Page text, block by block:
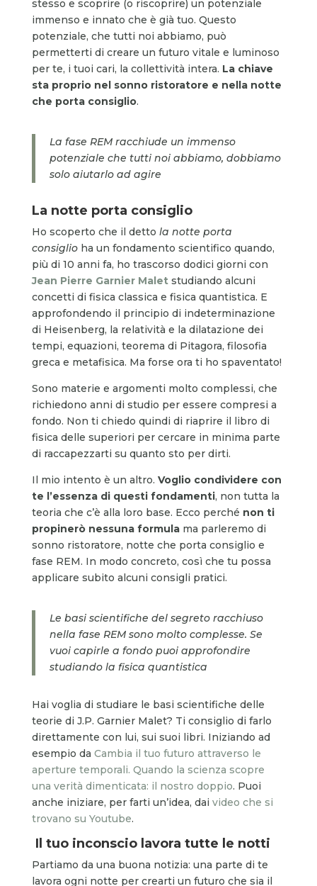
stesso e scoprire (o riscoprire) un potenziale
immenso e innato che è già tuo. Questo
potenziale, che tutti noi abbiamo, può
permetterti di creare un futuro vitale e luminoso
per te, i tuoi cari, la collettività intera. La chiave
sta proprio nel sonno ristoratore e nella notte
che porta consiglio.
La fase REM racchiude un immenso
potenziale che tutti noi abbiamo, dobbiamo
solo aiutarlo ad agire
La notte porta consiglio
Ho scoperto che il detto la notte porta
consiglio ha un fondamento scientifico quando,
più di 10 anni fa, ho trascorso dodici giorni con
Jean Pierre Garnier Malet studiando alcuni
concetti di fisica classica e fisica quantistica. E
approfondendo il principio di indeterminazione
di Heisenberg, la relatività e la dilatazione dei
tempi, equazioni, teorema di Pitagora, filosofia
greca e metafisica. Ma forse ora ti ho spaventato!
Sono materie e argomenti molto complessi, che
richiedono anni di studio per essere compresi a
fondo. Non ti chiedo quindi di riaprire il libro di
fisica delle superiori per cercare in minima parte
di raccapezzarti su quanto sto per dirti.
Il mio intento è un altro. Voglio condividere con
te l’essenza di questi fondamenti, non tutta la
teoria che c’è alla loro base. Ecco perché non ti
propinerò nessuna formula ma parleremo di
sonno ristoratore, notte che porta consiglio e
fase REM. In modo concreto, così che tu possa
applicare subito alcuni consigli pratici.
Le basi scientifiche del segreto racchiuso
nella fase REM sono molto complesse. Se
vuoi capirle a fondo puoi approfondire
studiando la fisica quantistica
Hai voglia di studiare le basi scientifiche delle
teorie di J.P. Garnier Malet? Ti consiglio di farlo
direttamente con lui, sui suoi libri. Iniziando ad
esempio da Cambia il tuo futuro attraverso le
aperture temporali. Quando la scienza scopre
una verità dimenticata: il nostro doppio. Puoi
anche iniziare, per farti un’idea, dai video che si
trovano su Youtube.
Il tuo inconscio lavora tutte le notti
Partiamo da una buona notizia: una parte di te
lavora ogni notte per crearti un futuro che sia il